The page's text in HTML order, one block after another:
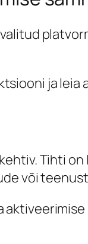
ja leia
Tihti
või